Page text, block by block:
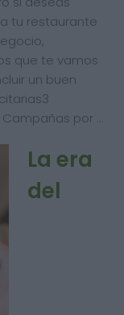
tu restaurante
que te vamos
un buen
por …
La era
del